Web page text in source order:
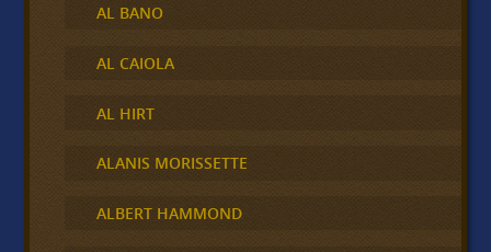
AL BANO
AL CAIOLA
AL HIRT
ALANIS MORISSETTE
ALBERT HAMMOND